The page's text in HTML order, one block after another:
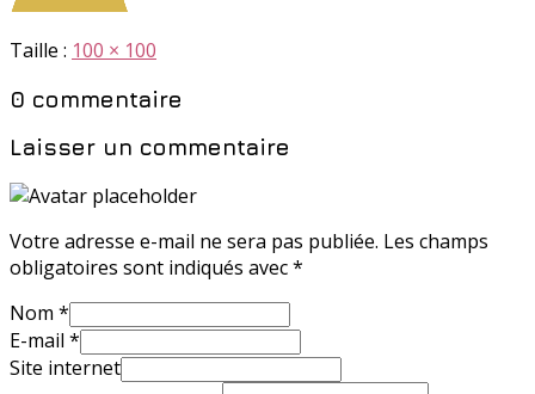
Taille : 100 × 100
0 commentaire
Laisser un commentaire
Votre adresse e-mail ne sera pas publiée. Les champs
obligatoires sont indiqués avec*
Nom *
E-mail *
Site internet